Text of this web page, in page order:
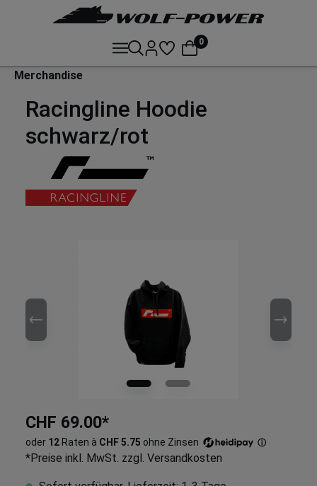
0
Merchandise
Racingline Hoodie
schwarz/rot
CHF 69.00*
oder 12 Raten à CHF 5.75 ohne Zinsen ⓘ
*Preise inkl. MwSt. zzgl. Versandkosten